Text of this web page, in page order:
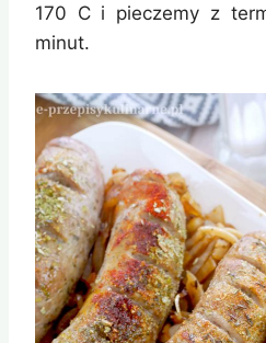
170 C i pieczemy z
minut.